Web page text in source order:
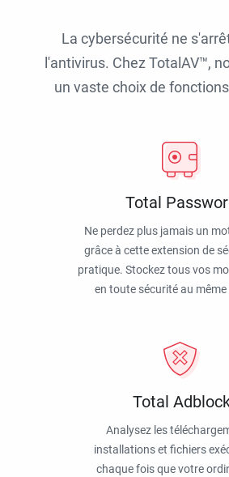
La cybersécurité ne
l'antivirus. Chez TotalAV™,
un vaste choix de
Total
Ne perdez plus jamais un
grâce à cette extension de
pratique. Stockez tous vos
en toute sécurité au même
Total
Analysez les
installations et fichiers
chaque fois que votre